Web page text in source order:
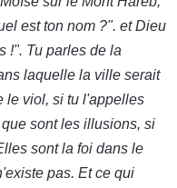
est ton nom ?". et Dieu
!". Tu parles de la
laquelle la ville serait
le viol, si tu l'appelles
sont les illusions, si
sont la foi dans le
pas. Et ce qui